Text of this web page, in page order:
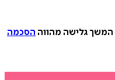
המשך גלישה מהווה הסכמה